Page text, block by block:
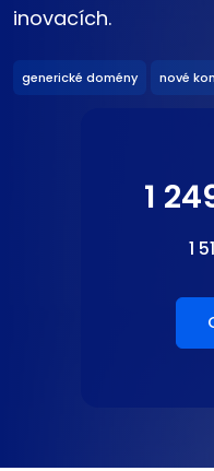
inovacích.
generické domény nové
1
1